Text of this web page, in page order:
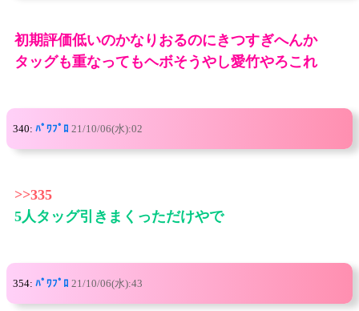
初期評価低いのかなりおるのにきつすぎへんか
タッグも重なってもヘボそうやし愛竹やろこれ
340: ﾊﾟﾜﾌﾟﾛ 21/10/06(水):02
>>335
5人タッグ引きまくっただけやで
354: ﾊﾟﾜﾌﾟﾛ 21/10/06(水):43